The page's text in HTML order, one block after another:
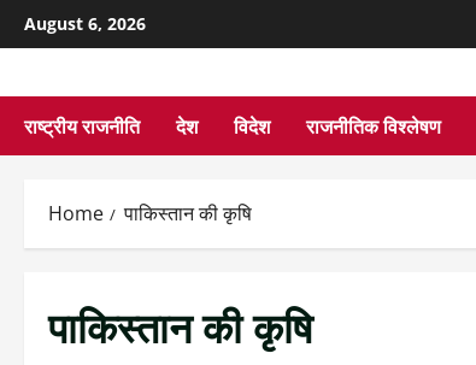
August 6, 2026
राष्ट्रीय राजनीति देश विदेश राजनीतिक विश्लेषण
Home पाकिस्तान की कृषि
पाकिस्तान की कृषि